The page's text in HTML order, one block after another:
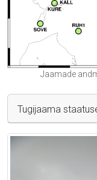
Jaamade
Tugijaama